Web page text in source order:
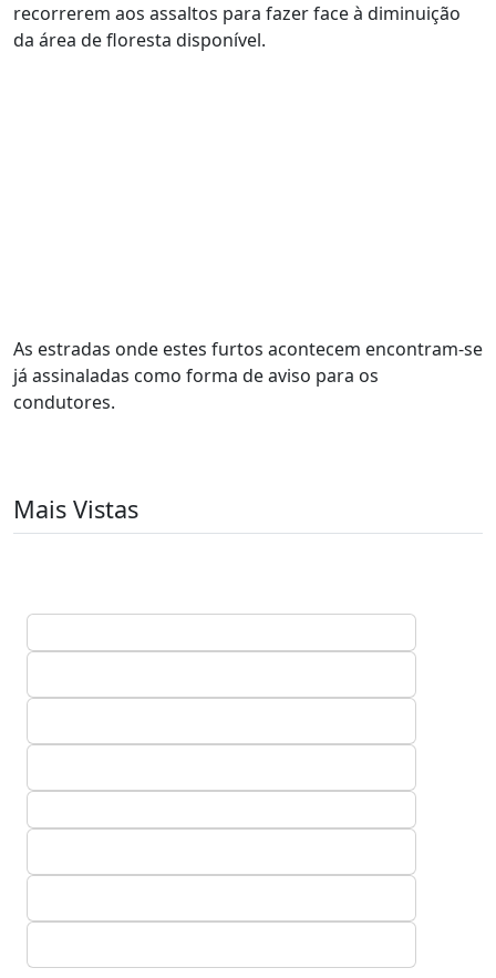
recorrerem aos assaltos para fazer face à diminuição
da área de floresta disponível.
As estradas onde estes furtos acontecem encontram-se
já assinaladas como forma de aviso para os
condutores.
Mais Vistas